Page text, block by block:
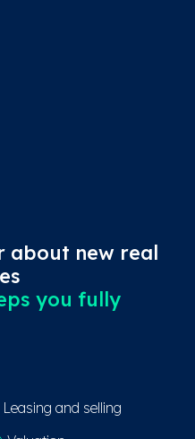
about new real
you fully
Leasing and selling